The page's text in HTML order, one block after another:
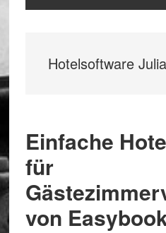
Hotelsoftware Julia
Einfache
für
von